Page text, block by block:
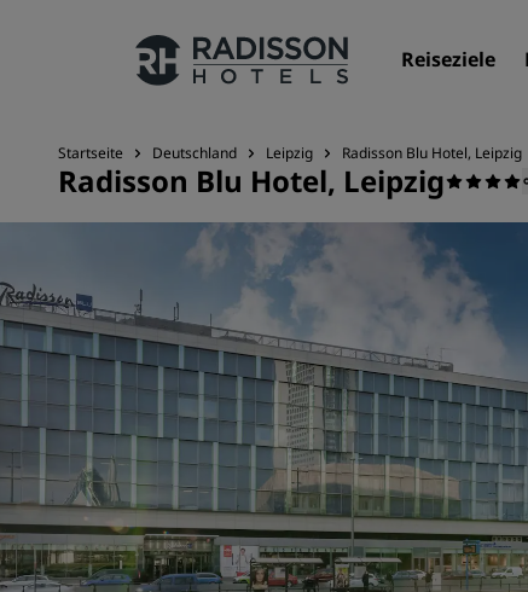
Reiseziele
Unsere Marken
Marken von Radisson Hotels
Startseite Deutschland Leipzig Radisson Blu Hotel, Leipzig
Radisson Blu Hotel, Leipzig